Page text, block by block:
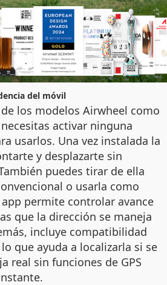
del móvil
los modelos Airwheel como
necesitas activar ninguna
usarlos. Una vez instalada la
y desplazarte sin
puedes tirar de ella
o usarla como
permite controlar avance
que la dirección se maneja
incluye compatibilidad
que ayuda a localizarla si se
real sin funciones de GPS